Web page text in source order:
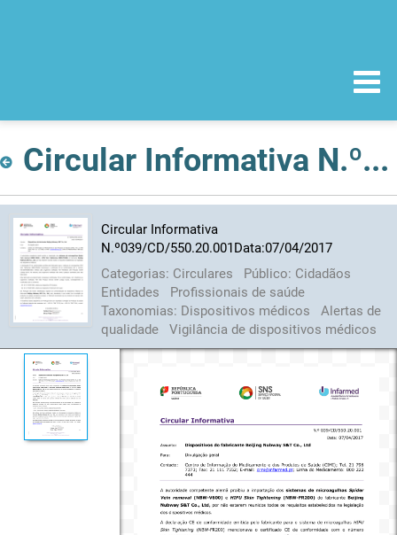
Circular Informativa N.º039/CD/550.20.001Data:07/04/2017
Circular Informativa
N.º039/CD/550.20.001Data:07/04/2017
Categorias: Circulares Público: Cidadãos
Entidades
Profissionais de saúde
Taxonomias: Dispositivos médicos
Alertas de
qualidade
Vigilância de dispositivos médicos